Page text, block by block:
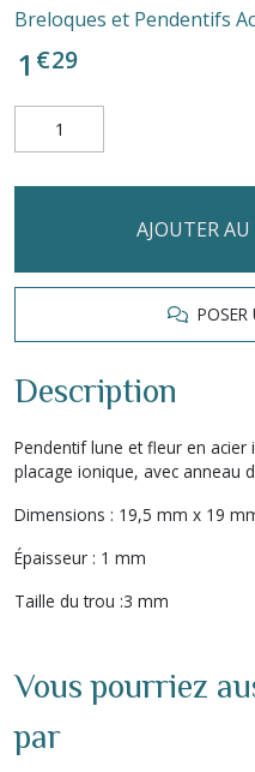
Breloques et Pendentifs
1 €29
AJOUTER
POSER
Description
Pendentif lune et fleur en
placage ionique, avec anneau
Dimensions : 19,5 mm x 19
Épaisseur : 1 mm
Taille du trou :3 mm
Vous pourriez
par